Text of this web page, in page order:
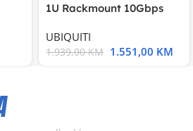
1U Rackmount 10Gbps
UBIQUITI
1.939,00KM 1.551,00 KM